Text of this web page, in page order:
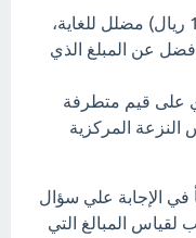
في هذا المثال، نرى أن المتوسط (110 ريال) مضلل للغاية،
فكرة أفضل عن المبلغ الذي
على قيم متطرفة
المركزية
في الإجابة علي سؤال
لقياس المبالغ التي